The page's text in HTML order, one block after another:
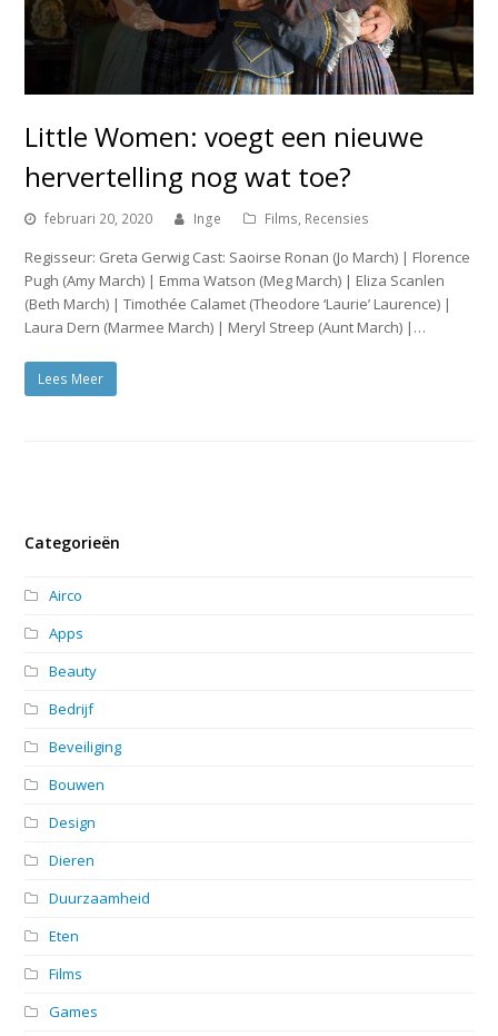
Little Women: voegt een nieuwe
hervertelling nog wat toe?
februari 20, 2020 Inge Films, Recensies
Regisseur: Greta Gerwig Cast: Saoirse Ronan (Jo March) | Florence
Pugh (Amy March) | Emma Watson (Meg March) | Eliza Scanlen
(Beth March) | Timothée Calamet (Theodore ‘Laurie’ Laurence) |
Laura Dern (Marmee March) | Meryl Streep (Aunt March) |…
Lees Meer
Categorieën
Airco
Apps
Beauty
Bedrijf
Beveiliging
Bouwen
Design
Dieren
Duurzaamheid
Eten
Films
Games